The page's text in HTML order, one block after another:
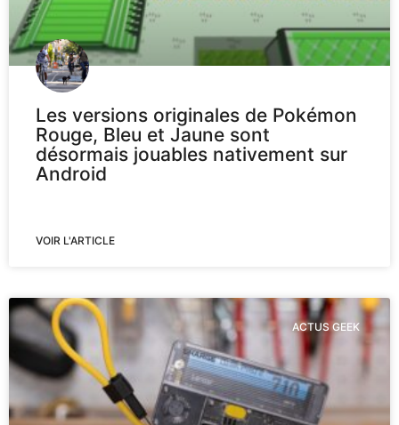
Les versions originales de Pokémon
Rouge, Bleu et Jaune sont
désormais jouables nativement sur
Android
VOIR L'ARTICLE
ACTUS GEEK